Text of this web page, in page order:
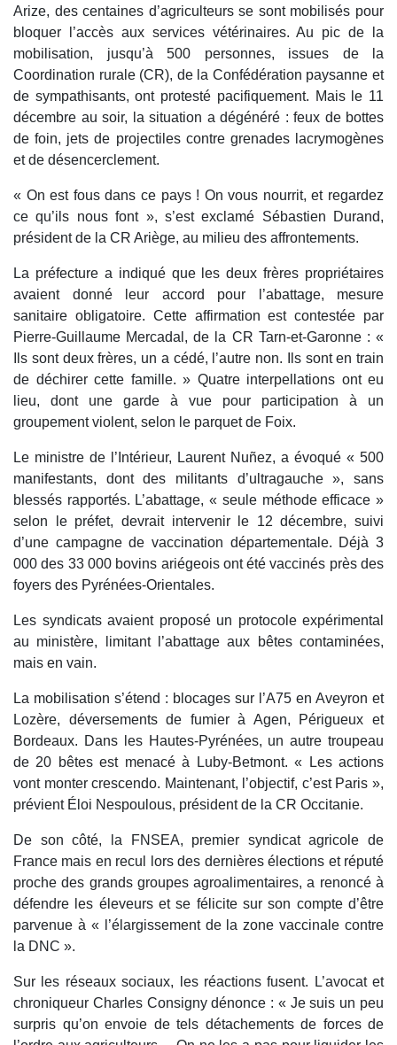
Arize, des centaines d’agriculteurs se sont mobilisés pour
bloquer l’accès aux services vétérinaires. Au pic de la
mobilisation, jusqu’à 500 personnes, issues de la
Coordination rurale (CR), de la Confédération paysanne et
de sympathisants, ont protesté pacifiquement. Mais le 11
décembre au soir, la situation a dégénéré : feux de bottes
de foin, jets de projectiles contre grenades lacrymogènes
et de désencerclement.
« On est fous dans ce pays ! On vous nourrit, et regardez
ce qu’ils nous font », s’est exclamé Sébastien Durand,
président de la CR Ariège, au milieu des affrontements.
La préfecture a indiqué que les deux frères propriétaires
avaient donné leur accord pour l’abattage, mesure
sanitaire obligatoire. Cette affirmation est contestée par
Pierre-Guillaume Mercadal, de la CR Tarn-et-Garonne : «
Ils sont deux frères, un a cédé, l’autre non. Ils sont en train
de déchirer cette famille. » Quatre interpellations ont eu
lieu, dont une garde à vue pour participation à un
groupement violent, selon le parquet de Foix.
Le ministre de l’Intérieur, Laurent Nuñez, a évoqué « 500
manifestants, dont des militants d’ultragauche », sans
blessés rapportés. L’abattage, « seule méthode efficace »
selon le préfet, devrait intervenir le 12 décembre, suivi
d’une campagne de vaccination départementale. Déjà 3
000 des 33 000 bovins ariégeois ont été vaccinés près des
foyers des Pyrénées-Orientales.
Les syndicats avaient proposé un protocole expérimental
au ministère, limitant l’abattage aux bêtes contaminées,
mais en vain.
La mobilisation s’étend : blocages sur l’A75 en Aveyron et
Lozère, déversements de fumier à Agen, Périgueux et
Bordeaux. Dans les Hautes-Pyrénées, un autre troupeau
de 20 bêtes est menacé à Luby-Betmont. « Les actions
vont monter crescendo. Maintenant, l’objectif, c’est Paris »,
prévient Éloi Nespoulous, président de la CR Occitanie.
De son côté, la FNSEA, premier syndicat agricole de
France mais en recul lors des dernières élections et réputé
proche des grands groupes agroalimentaires, a renoncé à
défendre les éleveurs et se félicite sur son compte d’être
parvenue à « l’élargissement de la zone vaccinale contre
la DNC ».
Sur les réseaux sociaux, les réactions fusent. L’avocat et
chroniqueur Charles Consigny dénonce : « Je suis un peu
surpris qu’on envoie de tels détachements de forces de